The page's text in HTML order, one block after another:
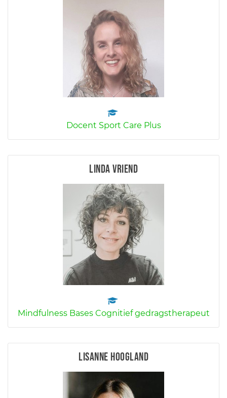
Docent Sport Care Plus
Linda Vriend
Mindfulness Bases Cognitief gedragstherapeut
Lisanne Hoogland